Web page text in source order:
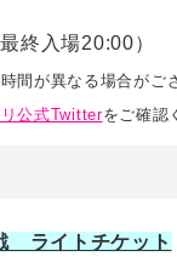
終入場20:00）
間が異なる場合がご
公式Twitterをご確認
ライトチケット